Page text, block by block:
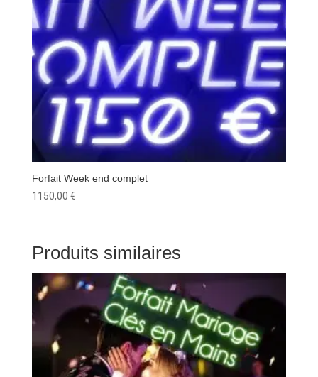
Forfait Week end complet
1150,00 €
Produits similaires